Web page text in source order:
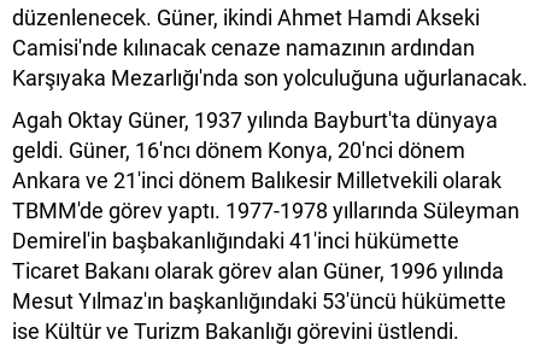
düzenlenecek. Güner, ikindi Ahmet Hamdi Akseki
Camisi'nde kılınacak cenaze namazının ardından
Karşıyaka Mezarlığı'nda son yolculuğuna uğurlanacak.
Agah Oktay Güner, 1937 yılında Bayburt'ta dünyaya
geldi. Güner, 16'ncı dönem Konya, 20'nci dönem
Ankara ve 21'inci dönem Balıkesir Milletvekili olarak
TBMM'de görev yaptı. 1977-1978 yıllarında Süleyman
Demirel'in başbakanlığındaki 41'inci hükümette
Ticaret Bakanı olarak görev alan Güner, 1996 yılında
Mesut Yılmaz'ın başkanlığındaki 53'üncü hükümette
ise Kültür ve Turizm Bakanlığı görevini üstlendi.